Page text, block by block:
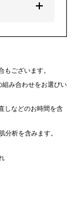
ございます。
組み合わせをお選びい
しなどのお時間を含
分析を含みます。